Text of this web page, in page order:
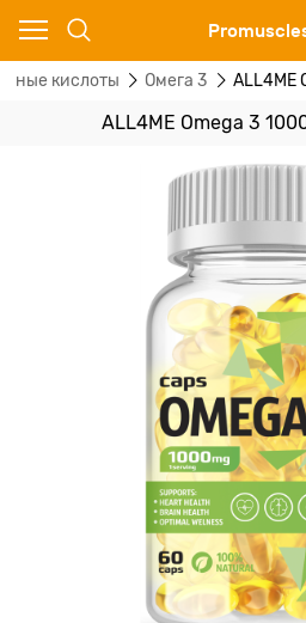
кислоты Омега 3 ALL4ME
ALL4ME Omega 3
Ваш город - Москва,
угадали?
ДА НЕТ